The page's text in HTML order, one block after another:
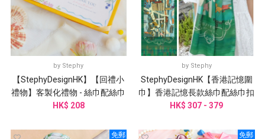
by Stephy
【StephyDesignHK】【回禮小
禮物】客製化禮物 - 絲巾配絲巾
扣 /婚禮伴手禮
HK$ 208
by Stephy
StephyDesignHK【香港記憶圍
巾】香港記憶長款絲巾配絲巾扣
高貴禮盒
HK$ 307 - 379
免郵 免郵